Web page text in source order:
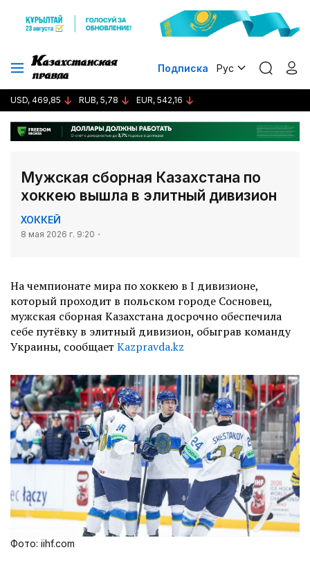
Подписка Рус
USD, 469,85 RUB, 5,78 EUR, 542,16
Мужская сборная Казахстана по
хоккею вышла в элитный дивизион
ХОККЕЙ
8 мая 2026 г. 9:20
На чемпионате мира по хоккею в I дивизионе,
который проходит в польском городе Сосновец,
мужская сборная Казахстана досрочно обеспечила
себе путёвку в элитный дивизион, обыграв команду
Украины, сообщает Kazpravda.kz
Фото: iihf.com